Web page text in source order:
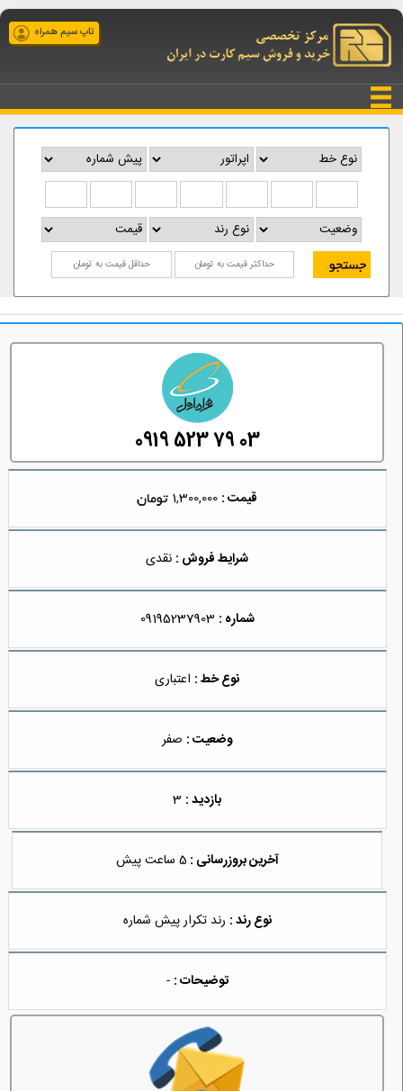
تاپ سیم همراه
0919 523 79 03
قیمت :
شرایط فروش : نقدی
شماره : 09195237903
نوع خط : اعتباری
وضعیت : صفر
بازدید :
آخرین بروزرسانی : 5 ساعت پیش
نوع رند : رند تکرار پیش شماره
توضیحات : -